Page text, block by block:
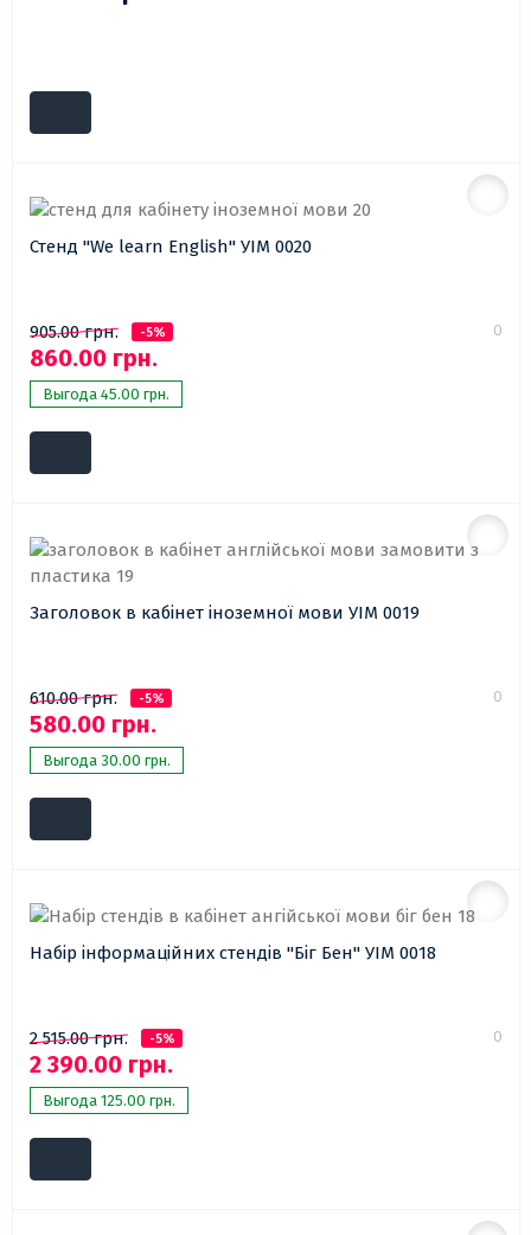
Стенд "We learn English" УІМ 0020
905.00 грн. -5%
860.00 грн.
Выгода 45.00 грн.
0
Заголовок в кабінет іноземної мови УІМ 0019
610.00 грн. -5%
580.00 грн.
Выгода 30.00 грн.
0
Набір інформаційних стендів "Біг Бен" УІМ 0018
2 515.00 грн. -5%
2 390.00 грн.
Выгода 125.00 грн.
0